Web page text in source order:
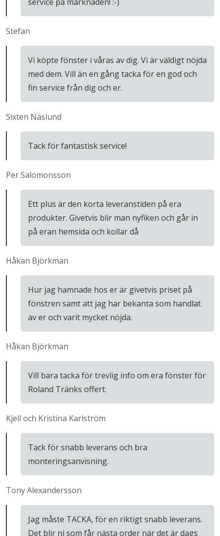
Stefan
Vi köpte fönster i våras av dig. Vi är väldigt nöjda
med dem. Vill än en gång tacka för en god och
fin service från dig och er.
Sixten Näslund
Tack för fantastisk service!
Per Salomonsson
Ett plus är den korta leveranstiden på era
produkter. Givetvis blir man nyfiken och går in
på eran hemsida och kollar då
Håkan Björkman
Hur jag hamnade hos er är givetvis priset på
fönstren samt att jag har bekanta som handlat
av er och varit mycket nöjda.
Håkan Björkman
Vill bara tacka för trevlig info om era fönster för
Roland Tränks offert.
Kjell och Kristina Karlström
Tack för snabb leverans och bra
monteringsanvisning.
Tony Alexandersson
Jag måste TACKA, för en riktigt snabb leverans.
Det blir ni som får nästa order när det är dags